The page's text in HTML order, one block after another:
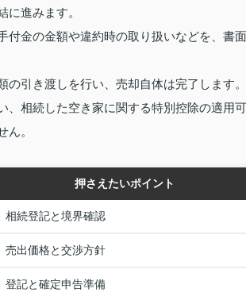
進みます。
付金の金額や違約時の取り扱いなどを、書面
の引き渡しを行い、売却自体は完了します。
、相続した空き家に関する特別控除の適用可
。
押さえたいポイント
相続登記と境界確認
売出価格と交渉方針
登記と確定申告準備